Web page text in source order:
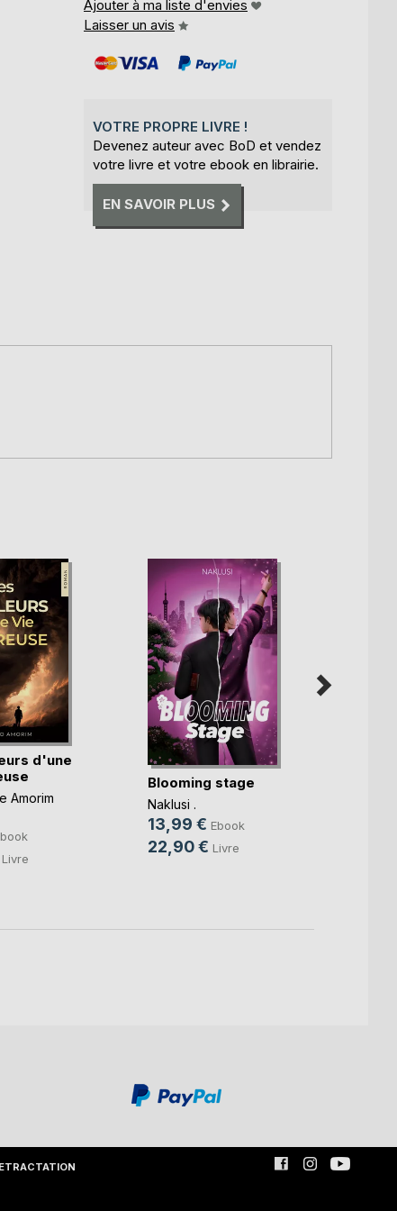
Ajouter à ma liste d'envies
Laisser un avis
VOTRE PROPRE LIVRE !
Devenez auteur avec BoD et vendez
votre livre et votre ebook en librairie.
EN SAVOIR PLUS
d'une
Amorim
Livre
Blooming stage
Naklusi .
13,99 € Ebook
22,90 € Livre